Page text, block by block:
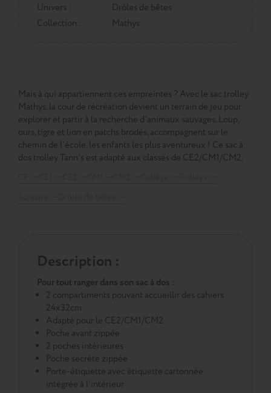
Univers :
Drôles de bêtes
Collection :
Mathys
Mais à qui appartiennent ces empreintes ? Avec le sac trolley
Mathys, la cour de récréation devient un terrain de jeu pour
explorer et partir à la recherche d’animaux sauvages. Loup,
ours, tigre et lion en patchs brodés, accompagnent sur le
chemin de l’école, les enfants les plus aventureux ! Ce sac à
dos trolley Tann's est adapté aux classes de CE2/CM1/CM2.
Description :
Pour tout ranger dans son sac à dos :
2 compartiments pouvant accueillir des cahiers
24x32cm
Adapté pour le CE2/CM1/CM2
Poche avant zippée
2 poches intérieures
Poche secrète zippée
Porte-étiquette avec étiquette cartonnée
intégrée à l'intérieur